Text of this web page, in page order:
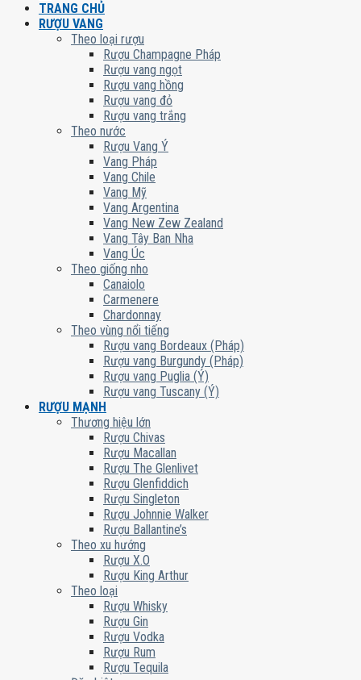
TRANG CHỦ
RƯỢU VANG
Theo loại rượu
Rượu Champagne Pháp
Rượu vang ngọt
Rượu vang hồng
Rượu vang đỏ
Rượu vang trắng
Theo nước
Rượu Vang Ý
Vang Pháp
Vang Chile
Vang Mỹ
Vang Argentina
Vang New Zew Zealand
Vang Tây Ban Nha
Vang Úc
Theo giống nho
Canaiolo
Carmenere
Chardonnay
Theo vùng nổi tiếng
Rượu vang Bordeaux (Pháp)
Rượu vang Burgundy (Pháp)
Rượu vang Puglia (Ý)
Rượu vang Tuscany (Ý)
RƯỢU MẠNH
Thương hiệu lớn
Rượu Chivas
Rượu Macallan
Rượu The Glenlivet
Rượu Glenfiddich
Rượu Singleton
Rượu Johnnie Walker
Rượu Ballantine’s
Theo xu hướng
Rượu X.O
Rượu King Arthur
Theo loại
Rượu Whisky
Rượu Gin
Rượu Vodka
Rượu Rum
Rượu Tequila